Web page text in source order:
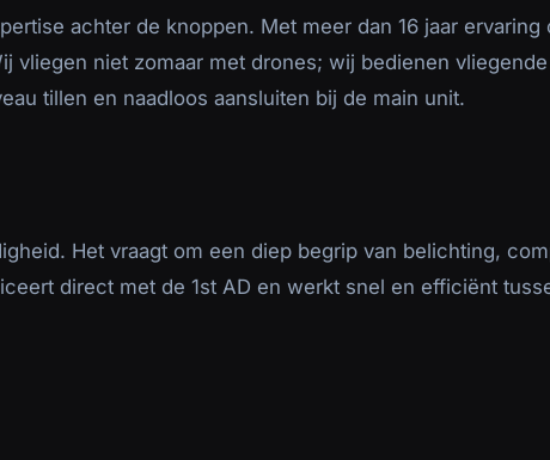
achter de knoppen. Met meer dan 16 jaar ervaring
niet zomaar met drones; wij bedienen
tillen en naadloos aansluiten bij de main unit.
Het vraagt om een diep begrip van belichting,
direct met de 1st AD en werkt snel en efficiënt